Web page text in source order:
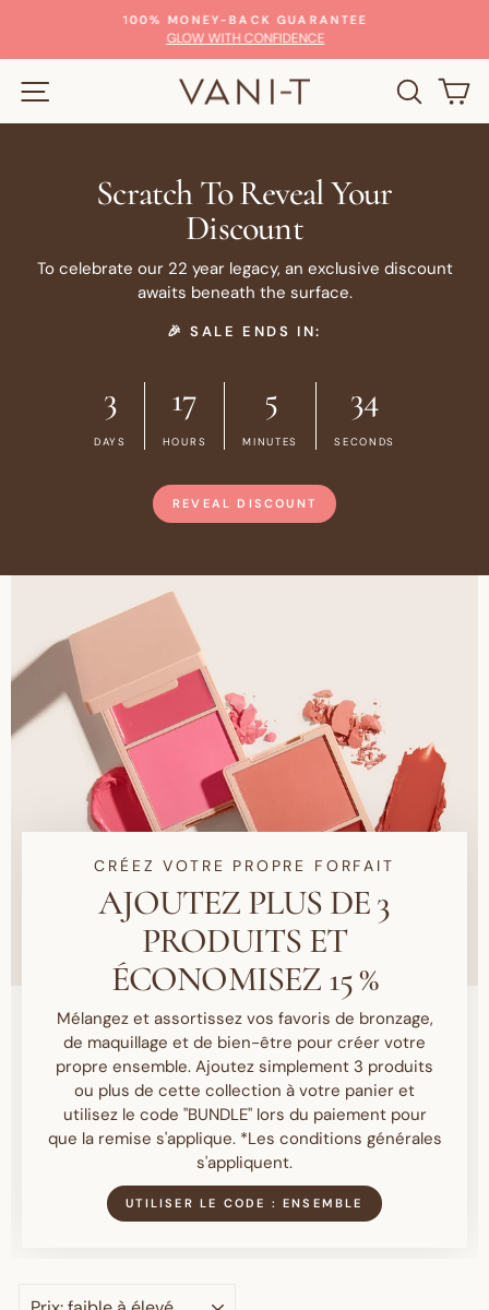
contenu
Diaporama
100% MONEY-BACK GUARANTEE
GLOW WITH CONFIDENCE
Scratch To Reveal Your
Discount
To celebrate our 22 year legacy, an exclusive discount
awaits beneath the surface.
🎉 SALE ENDS IN:
3
DAYS
17
HOURS
5
MINUTES
33
SECONDS
REVEAL DISCOUNT
CRÉEZ VOTRE PROPRE FORFAIT
AJOUTEZ PLUS DE 3
PRODUITS ET
ÉCONOMISEZ 15 %
Mélangez et assortissez vos favoris de bronzage,
de maquillage et de bien-être pour créer votre
propre ensemble. Ajoutez simplement 3 produits
ou plus de cette collection à votre panier et
utilisez le code "BUNDLE" lors du paiement pour
que la remise s'applique. *Les conditions générales
s'appliquent.
UTILISER LE CODE : ENSEMBLE